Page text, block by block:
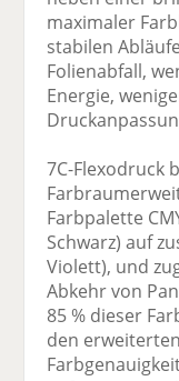
maximaler
stabilen
Folienabfall,
Energie,
7C-Flexodruck
Farbpalette
Schwarz) auf
Violett), und
Abkehr von
85 % dieser
den